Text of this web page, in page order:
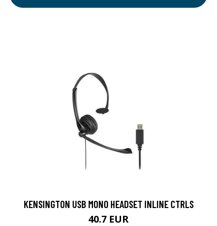
KENSINGTON USB MONO HEADSET INLINE CTRLS
40.7 EUR